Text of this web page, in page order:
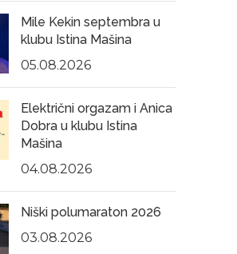
Mile Kekin septembra u
klubu Istina Mašina
05.08.2026
Električni orgazam i Anica
Dobra u klubu Istina
Mašina
04.08.2026
Niški polumaraton 2026
03.08.2026